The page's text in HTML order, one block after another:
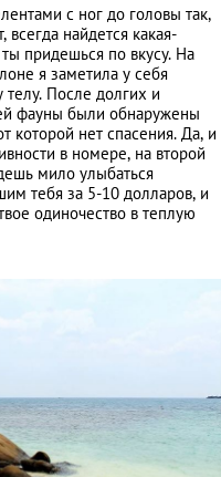
с ног до головы так,
всегда найдется какая-
придешься по вкусу. На
я заметила у себя
После долгих и
фауны были обнаружены
которой нет спасения. Да, и
в номере, на второй
мило улыбаться
тебя за 5-10 долларов, и
одиночество в теплую